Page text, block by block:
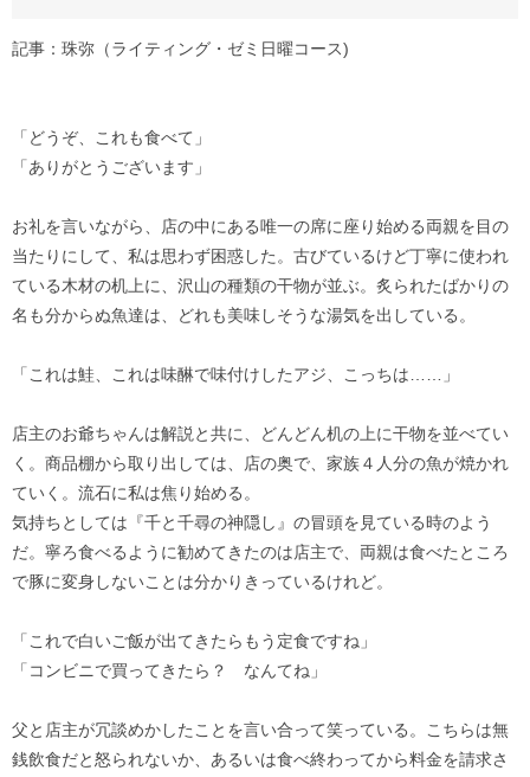
記事：珠弥（ライティング・ゼミ日曜コース)
「どうぞ、これも食べて」
「ありがとうございます」
お礼を言いながら、店の中にある唯一の席に座り始める両親を目の
当たりにして、私は思わず困惑した。古びているけど丁寧に使われ
ている木材の机上に、沢山の種類の干物が並ぶ。炙られたばかりの
名も分からぬ魚達は、どれも美味しそうな湯気を出している。
「これは鮭、これは味醂で味付けしたアジ、こっちは……」
店主のお爺ちゃんは解説と共に、どんどん机の上に干物を並べてい
く。商品棚から取り出しては、店の奥で、家族４人分の魚が焼かれ
ていく。流石に私は焦り始める。
気持ちとしては『千と千尋の神隠し』の冒頭を見ている時のよう
だ。寧ろ食べるように勧めてきたのは店主で、両親は食べたところ
で豚に変身しないことは分かりきっているけれど。
「これで白いご飯が出てきたらもう定食ですね」
「コンビニで買ってきたら？ なんてね」
父と店主が冗談めかしたことを言い合って笑っている。こちらは無
銭飲食だと怒られないか、あるいは食べ終わってから料金を請求さ